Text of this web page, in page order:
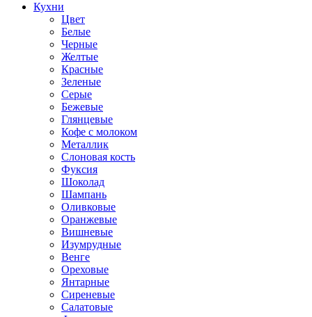
Кухни
Цвет
Белые
Черные
Желтые
Красные
Зеленые
Серые
Бежевые
Глянцевые
Кофе с молоком
Металлик
Слоновая кость
Фуксия
Шоколад
Шампань
Оливковые
Оранжевые
Вишневые
Изумрудные
Венге
Ореховые
Янтарные
Сиреневые
Салатовые